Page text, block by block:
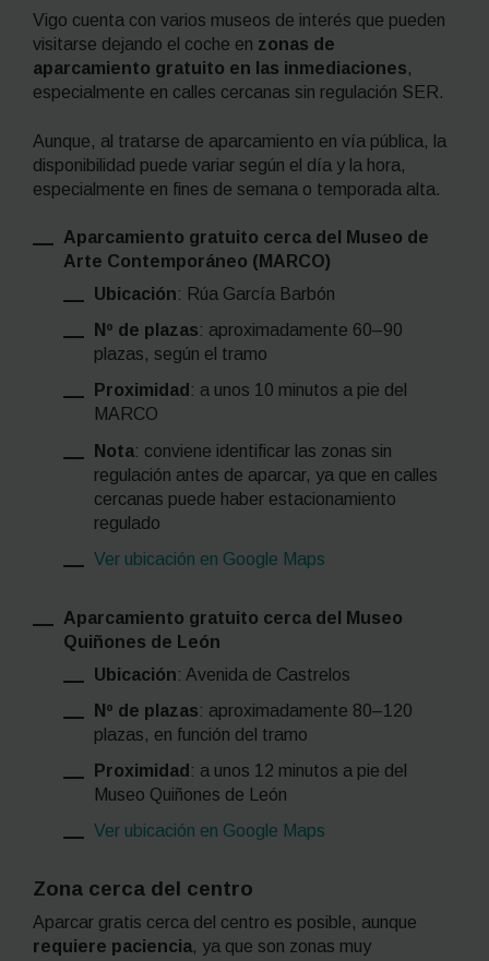
Vigo cuenta con varios museos de interés que pueden
visitarse dejando el coche en zonas de
aparcamiento gratuito en las inmediaciones,
especialmente en calles cercanas sin regulación SER.
Aunque, al tratarse de aparcamiento en vía pública, la
disponibilidad puede variar según el día y la hora,
especialmente en fines de semana o temporada alta.
Aparcamiento gratuito cerca del Museo de
Arte Contemporáneo (MARCO)
Ubicación: Rúa García Barbón
Nº de plazas: aproximadamente 60–90
plazas, según el tramo
Proximidad : a unos 10 minutos a pie del
MARCO
Nota: conviene identificar las zonas sin
regulación antes de aparcar, ya que en calles
cercanas puede haber estacionamiento
regulado
Ver ubicación en Google Maps
Aparcamiento gratuito cerca del Museo
Quiñones de León
Ubicación: Avenida de Castrelos
Nº de plazas: aproximadamente 80–120
plazas, en función del tramo
Proximidad : a unos 12 minutos a pie del
Museo Quiñones de León
Ver ubicación en Google Maps
Zona cerca del centro
Aparcar gratis cerca del centro es posible, aunque
requiere paciencia, ya que son zonas muy